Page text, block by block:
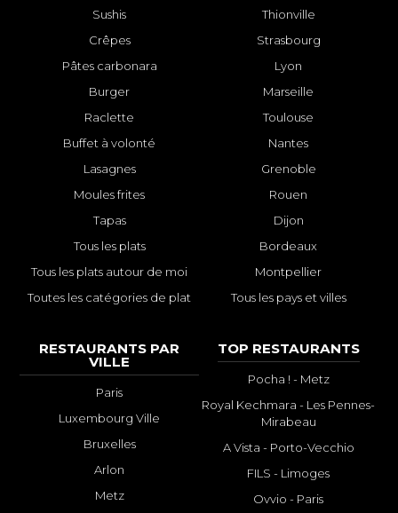
Sushis
Crêpes
Pâtes carbonara
Burger
Raclette
Buffet à volonté
Lasagnes
Moules frites
Tapas
Tous les plats
Tous les plats autour de moi
Toutes les catégories de plat
Thionville
Strasbourg
Lyon
Marseille
Toulouse
Nantes
Grenoble
Rouen
Dijon
Bordeaux
Montpellier
Tous les pays et villes
RESTAURANTS PAR
VILLE
Paris
Luxembourg Ville
Bruxelles
Arlon
Metz
TOP RESTAURANTS
Pocha ! - Metz
Royal Kechmara - Les Pennes-
Mirabeau
A Vista - Porto-Vecchio
FILS - Limoges
Ovvio - Paris